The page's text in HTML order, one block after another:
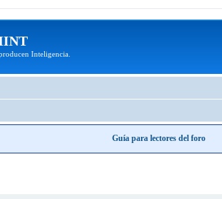
Inteligencia.
Guía para lectores del foro